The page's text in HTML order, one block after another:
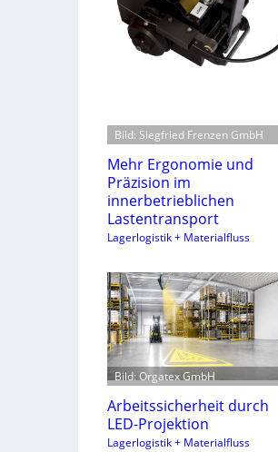
Bild: Siegfried Frenzen GmbH
Mehr Ergonomie und
Präzision im
innerbetrieblichen
Lastentransport
Lagerlogistik + Materialfluss
Bild: Orgatex GmbH
Arbeitssicherheit durch
LED-Projektion
Lagerlogistik + Materialfluss